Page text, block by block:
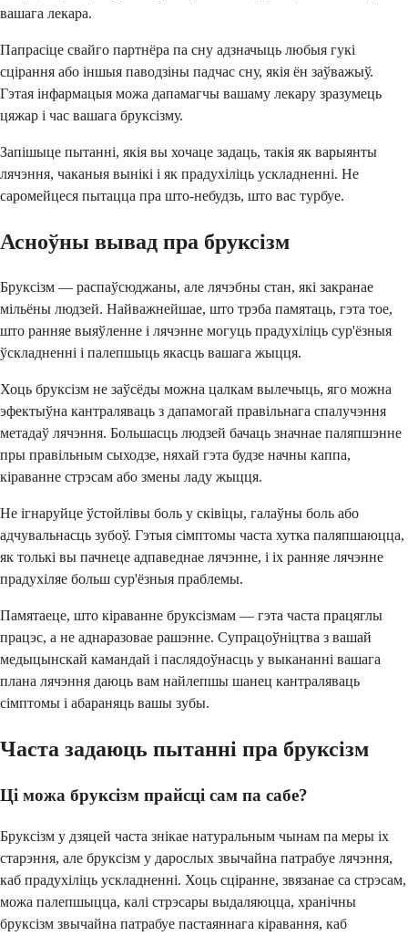
вашага лекара.
Папрасіце свайго партнёра па сну адзначыць любыя гукі
сцірання або іншыя паводзіны падчас сну, якія ён заўважыў.
Гэтая інфармацыя можа дапамагчы вашаму лекару зразумець
цяжар і час вашага бруксізму.
Запішыце пытанні, якія вы хочаце задаць, такія як варыянты
лячэння, чаканыя вынікі і як прадухіліць ускладненні. Не
саромейцеся пытацца пра што-небудзь, што вас турбуе.
Асноўны вывад пра бруксізм
Бруксізм — распаўсюджаны, але лячэбны стан, які закранае
мільёны людзей. Найважнейшае, што трэба памятаць, гэта тое,
што ранняе выяўленне і лячэнне могуць прадухіліць сур'ёзныя
ўскладненні і палепшыць якасць вашага жыцця.
Хоць бруксізм не заўсёды можна цалкам вылечыць, яго можна
эфектыўна кантраляваць з дапамогай правільнага спалучэння
метадаў лячэння. Большасць людзей бачаць значнае паляпшэнне
пры правільным сыходзе, няхай гэта будзе начны каппа,
кіраванне стрэсам або змены ладу жыцця.
Не ігнаруйце ўстойлівы боль у сківіцы, галаўны боль або
адчувальнасць зубоў. Гэтыя сімптомы часта хутка паляпшаюцца,
як толькі вы пачнеце адпаведнае лячэнне, і іх ранняе лячэнне
прадухіляе больш сур'ёзныя праблемы.
Памятаеце, што кіраванне бруксізмам — гэта часта працяглы
працэс, а не аднаразовае рашэнне. Супрацоўніцтва з вашай
медыцынскай камандай і паслядоўнасць у выкананні вашага
плана лячэння даюць вам найлепшы шанец кантраляваць
сімптомы і абараняць вашы зубы.
Часта задаюць пытанні пра бруксізм
Ці можа бруксізм прайсці сам па сабе?
Бруксізм у дзяцей часта знікае натуральным чынам па меры іх
старэння, але бруксізм у дарослых звычайна патрабуе лячэння,
каб прадухіліць ускладненні. Хоць сціранне, звязанае са стрэсам,
можа палепшыцца, калі стрэсары выдаляюцца, хранічны
бруксізм звычайна патрабуе пастаяннага кіравання, каб